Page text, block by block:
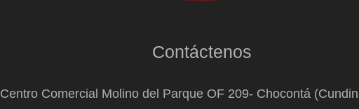
Contáctenos
Centro Comercial Molino del Parque OF 209- Chocontá